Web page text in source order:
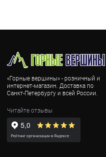
«Горные вершины» - розничный и
интернет-магазин. Доставка по
Санкт-Петербургу и всей России.
Читайте отзывы